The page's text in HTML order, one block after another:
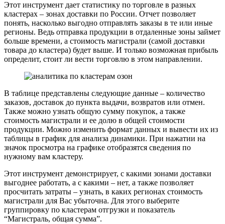
Этот инструмент дает статистику по торговле в разных
кластерах – зонах доставки по России. Отчет позволяет
понять, насколько выгодно отправлять заказы в те или иные
регионы. Ведь отправка продукции в отдаленные зоны займет
больше времени, а стоимость магистрали (самой доставки
товара до кластера) будет выше. И только возможная прибыль
определит, стоит ли вести торговлю в этом направлении.
В таблице представлены следующие данные – количество
заказов, доставок до пункта выдачи, возвратов или отмен.
Также можно узнать общую сумму покупок, а также
стоимость магистрали и ее долю в общей стоимости
продукции. Можно изменить формат данных и вывести их из
таблицы в график для анализа динамики. При нажатии на
значок просмотра на графике отобразятся сведения по
нужному вам кластеру.
Этот инструмент демонстрирует, с какими зонами доставки
выгоднее работать, а с какими – нет, а также позволяет
просчитать затраты – узнать, в каких регионах стоимость
магистрали для Вас убыточна. Для этого выберите
группировку по кластерам отгрузки и показатель
“Магистраль, общая сумма”.